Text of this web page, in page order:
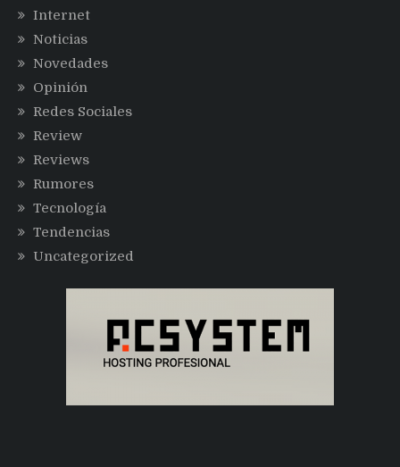
Internet
Noticias
Novedades
Opinión
Redes Sociales
Review
Reviews
Rumores
Tecnología
Tendencias
Uncategorized